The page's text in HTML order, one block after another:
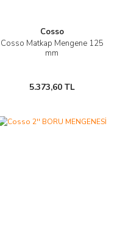
Cosso
Cosso Matkap Mengene 125
mm
5.373,60 TL